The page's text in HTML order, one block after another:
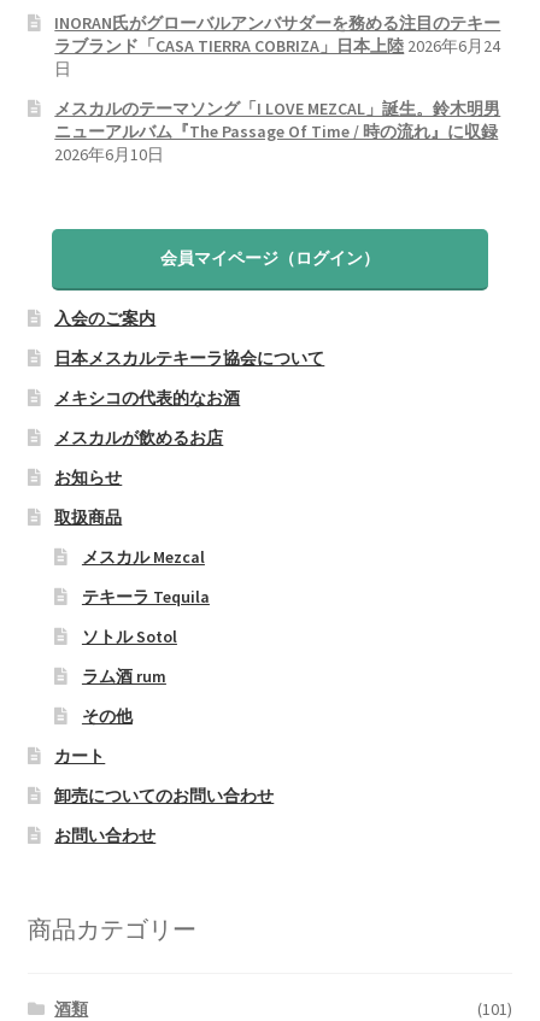
INORAN氏がグローバルアンバサダーを務める注目のテキー
ラブランド「CASA TIERRA COBRIZA」日本上陸 2026年6月24
日
メスカルのテーマソング「I LOVE MEZCAL」誕生。鈴木明男
ニューアルバム『The Passage Of Time / 時の流れ』に収録
2026年6月10日
会員マイページ（ログイン）
入会のご案内
日本メスカルテキーラ協会について
メキシコの代表的なお酒
メスカルが飲めるお店
お知らせ
取扱商品
メスカル Mezcal
テキーラ Tequila
ソトル Sotol
ラム酒 rum
その他
カート
卸売についてのお問い合わせ
お問い合わせ
商品カテゴリー
酒類
(101)